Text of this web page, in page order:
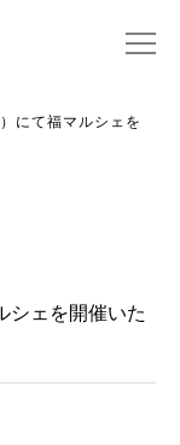
にて福マルシェを
シェを開催いた